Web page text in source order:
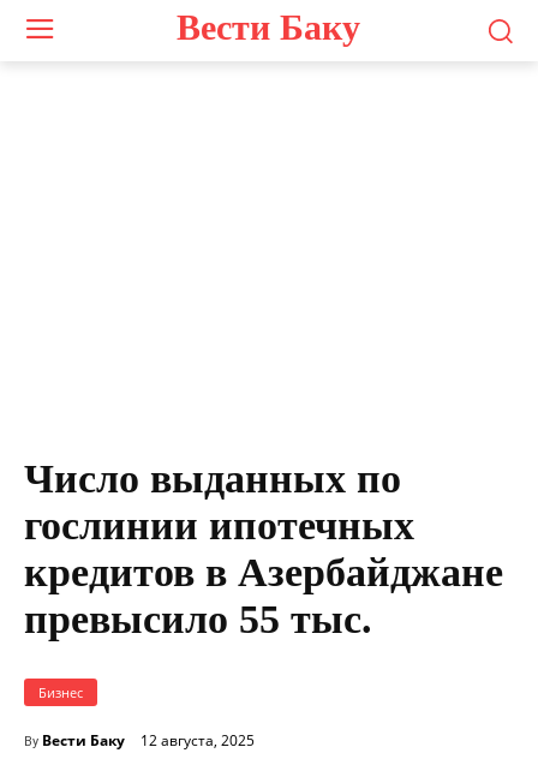
Вести Баку
Число выданных по
гослинии ипотечных
кредитов в Азербайджане
превысило 55 тыс.
Бизнес
By Вести Баку 12 августа, 2025